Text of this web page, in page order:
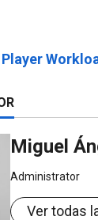
Miguel
Administrator
Ver todas